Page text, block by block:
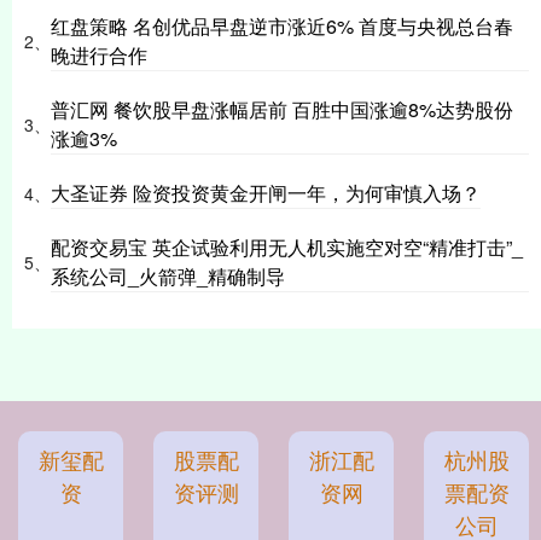
2、
红盘策略 名创优品早盘逆市涨近6% 首度与央视总台春
晚进行合作
3、
普汇网 餐饮股早盘涨幅居前 百胜中国涨逾8%达势股份
涨逾3%
4、 大圣证券 险资投资黄金开闸一年，为何审慎入场？
5、
配资交易宝 英企试验利用无人机实施空对空“精准打击”_
系统公司_火箭弹_精确制导
新玺配
资
股票配
资评测
浙江配
资网
杭州股
票配资
公司